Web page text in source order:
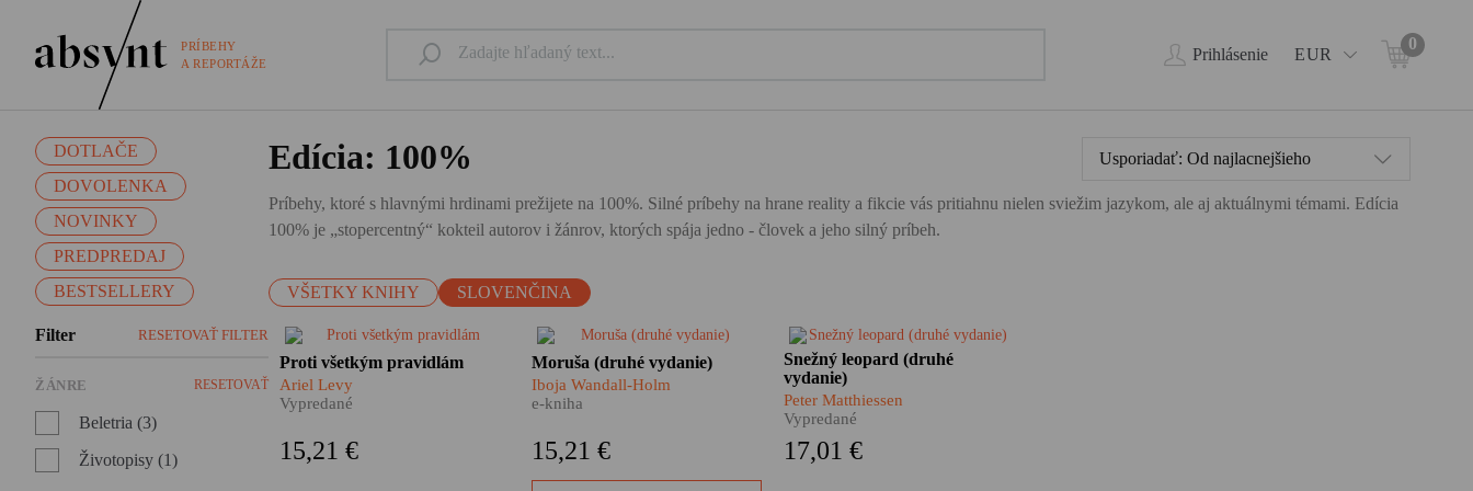
PRÍBEHY
A REPORTÁŽE
Prihlásenie EUR
0
DOTLAČE
DOVOLENKA
NOVINKY
PREDPREDAJ
BESTSELLERY
Filter RESETOVAŤ FILTER
ŽÁNRE RESETOVAŤ
Beletria (3)
Životopisy (1)
Edícia: 100%
Príbehy, ktoré s hlavnými hrdinami prežijete na 100%. Silné príbehy na hrane reality a fikcie vás pritiahnu nielen sviežim jazykom, ale aj aktuálnymi témami. Edícia
100% je „stopercentný“ kokteil autorov i žánrov, ktorých spája jedno - človek a jeho silný príbeh.
VŠETKY KNIHY SLOVENČINA
Usporiadať: Od najlacnejšieho
Ariel Levy vo svojom
autobiografickom románe
zachytáva nielen vlastný život,
ale aj našu komplikovanú
láske i obrovských stratách, o
Proti všetkým pravidlám
Ariel Levy
Vypredané
15,21 €
​Moruša Iboje Wandall-Holm je
dôležitým kamienkom do
mozaiky dejín vojnového
len o tom, nie je len
Moruša (druhé vydanie)
Iboja Wandall-Holm
e-kniha
15,21 €
Himalájske dobrodružstvo,
nezvyčajný cestopis, hlboká
meditácia i silný
autobiografický román. Taký je
Matthiessena, pútnika po
Snežný leopard (druhé
vydanie)
Peter Matthiessen
Vypredané
17,01 €